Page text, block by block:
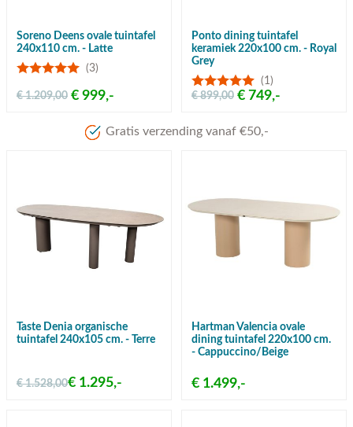
Soreno Deens ovale tuintafel
240x110 cm. - Latte
(3)
€ 999,-
€ 1.209,00
Ponto dining tuintafel
keramiek 220x100 cm. - Royal
Grey
(1)
€ 749,-
€ 899,00
Meer dan 80 jaar
Taste Denia organische
tuintafel 240x105 cm. - Terre
€ 1.528,00€ 1.295,-
Hartman Valencia ovale
dining tuintafel 220x100 cm.
- Cappuccino/Beige
€ 1.499,-